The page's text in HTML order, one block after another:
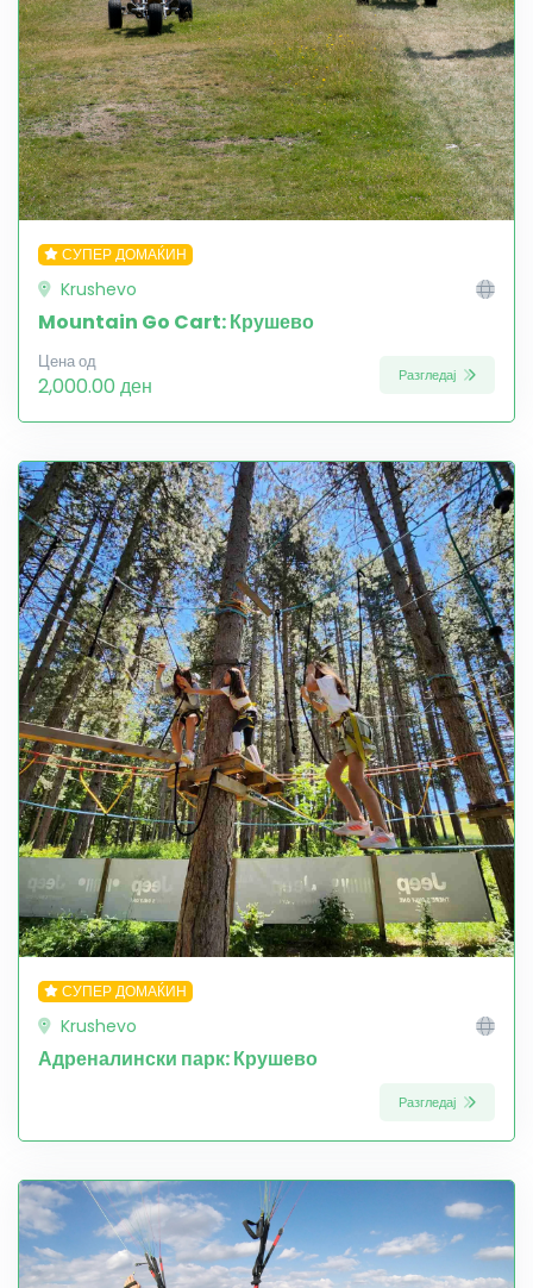
СУПЕР ДОМАЌИН
Krushevo
Mountain Go Cart: Крушево
Цена од
2,000.00 ден Разгледај
СУПЕР ДОМАЌИН
Krushevo
Адреналински парк: Крушево
Разгледај